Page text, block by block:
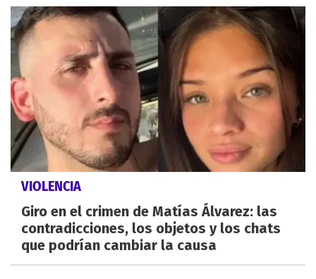
VIOLENCIA
Giro en el crimen de Matías Álvarez: las
contradicciones, los objetos y los chats
que podrían cambiar la causa